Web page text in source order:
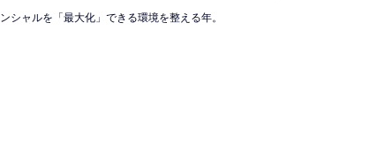
ンシャルを「最大化」できる環境を整える年。